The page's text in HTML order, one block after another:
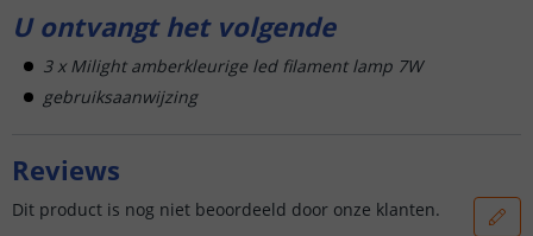
U ontvangt het volgende
3 x Milight amberkleurige led filament lamp 7W
gebruiksaanwijzing
Reviews
Dit product is nog niet beoordeeld door onze klanten.